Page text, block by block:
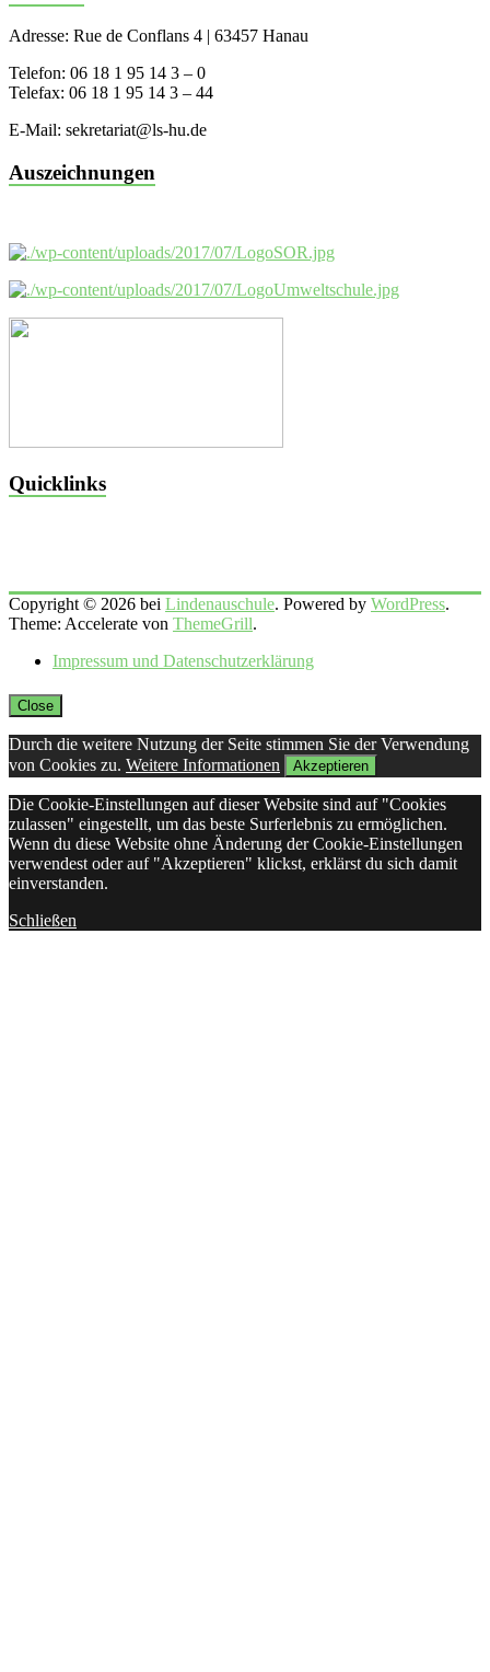
Adresse: Rue de Conflans 4 | 63457 Hanau
Telefon: 06 18 1 95 14 3 – 0
Telefax: 06 18 1 95 14 3 – 44
E-Mail: sekretariat@ls-hu.de
Auszeichnungen
Quicklinks
Copyright © 2026 bei Lindenauschule. Powered by WordPress.
Theme: Accelerate von ThemeGrill.
Impressum und Datenschutzerklärung
Close
Durch die weitere Nutzung der Seite stimmen Sie der Verwendung
von Cookies zu. Weitere Informationen Akzeptieren
Die Cookie-Einstellungen auf dieser Website sind auf "Cookies
zulassen" eingestellt, um das beste Surferlebnis zu ermöglichen.
Wenn du diese Website ohne Änderung der Cookie-Einstellungen
verwendest oder auf "Akzeptieren" klickst, erklärst du sich damit
einverstanden.
Schließen